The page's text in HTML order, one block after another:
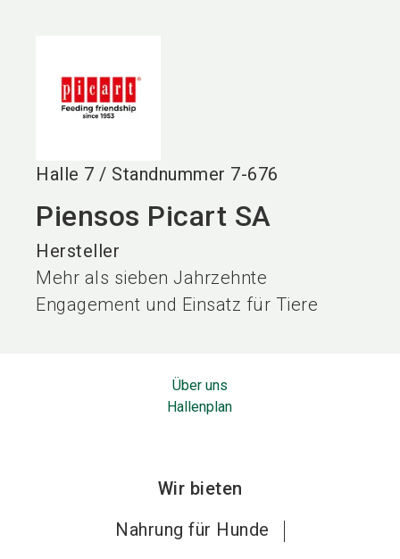
Halle 7 / Standnummer 7-676
Piensos Picart SA
Hersteller
Mehr als sieben Jahrzehnte
Engagement und Einsatz für Tiere
Über uns
Hallenplan
Wir bieten
Nahrung für Hunde